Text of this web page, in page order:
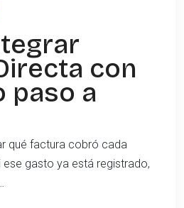
con
paso a
qué factura cobró cada
gasto ya está registrado,